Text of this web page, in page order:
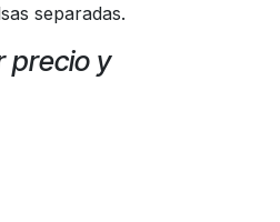
separadas.
precio y